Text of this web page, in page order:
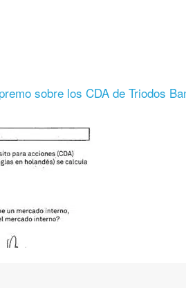
sobre los CDA de Triodos